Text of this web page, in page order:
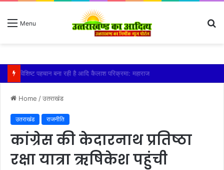
Menu
विशिष्ट पहचान बना रही है आदि कैलाश परिक्रमा: महाराज
Home /उतराखंड
उतराखंड राजनीति
कांग्रेस की केदारनाथ प्रतिष्ठा
रक्षा यात्रा ऋषिकेश पहुंची